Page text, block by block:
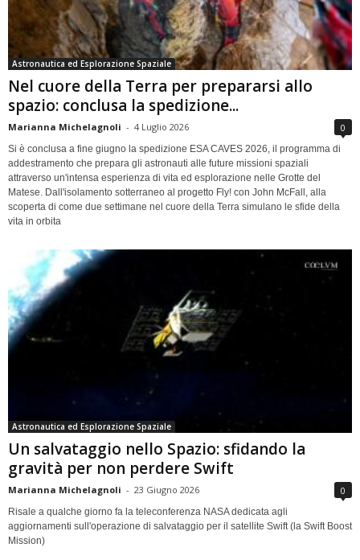
Astronautica ed Esplorazione Spaziale
Nel cuore della Terra per prepararsi allo
spazio: conclusa la spedizione...
Marianna Michelagnoli - 4 Luglio 2026 0
Si è conclusa a fine giugno la spedizione ESA CAVES 2026, il programma di
addestramento che prepara gli astronauti alle future missioni spaziali
attraverso un'intensa esperienza di vita ed esplorazione nelle Grotte del
Matese. Dall'isolamento sotterraneo al progetto Fly! con John McFall, alla
scoperta di come due settimane nel cuore della Terra simulano le sfide della
vita in orbita
Astronautica ed Esplorazione Spaziale
Un salvataggio nello Spazio: sfidando la
gravità per non perdere Swift
Marianna Michelagnoli - 23 Giugno 2026 0
Risale a qualche giorno fa la teleconferenza NASA dedicata agli
aggiornamenti sull'operazione di salvataggio per il satellite Swift (la Swift Boost
Mission)